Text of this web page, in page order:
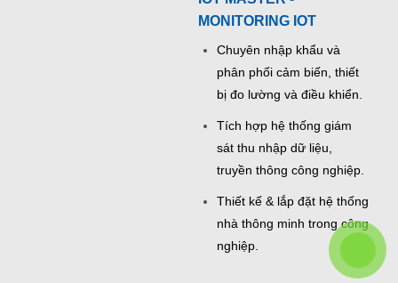
MONITORING IOT
Chuyên nhập khẩu và
phân phối cảm biến, thiết
bị đo lường và điều khiển.
Tích hợp hệ thống giám
sát thu nhập dữ liệu,
truyền thông công nghiệp.
Thiết kế & lắp đặt hệ thống
nhà thông minh trong công
nghiệp.